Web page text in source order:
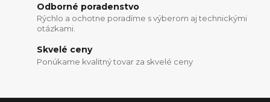
Odborné poradenstvo
Rýchlo a ochotne poradíme s výberom aj technickými
otázkami.
Skvelé ceny
Ponúkame kvalitný tovar za skvelé ceny